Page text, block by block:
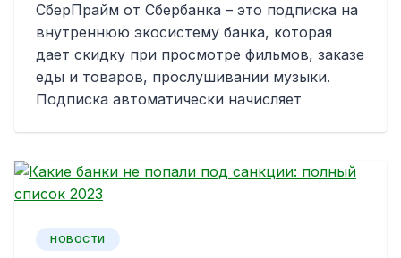
СберПрайм от Сбербанка – это подписка на
внутреннюю экосистему банка, которая
дает скидку при просмотре фильмов, заказе
еды и товаров, прослушивании музыки.
Подписка автоматически начисляет
НОВОСТИ